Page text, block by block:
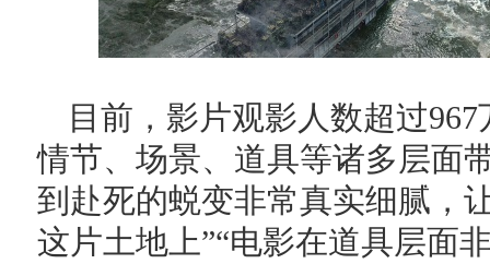
目前，影片观影人数超过
情节、场景、道具等诸多层面
到赴死的蜕变非常真实细腻，
这片土地上”“电影在道具层面